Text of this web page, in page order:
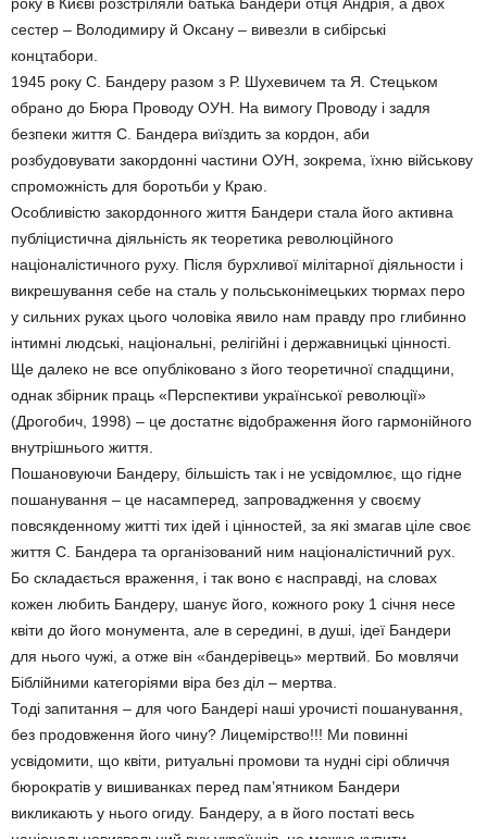
сестер – Володимиру й Оксану – вивезли в сибірські
концтабори.
1945 року С. Бандеру разом з Р. Шухевичем та Я. Стецьком
обрано до Бюра Проводу ОУН. На вимогу Проводу і задля
безпеки життя С. Бандера виїздить за кордон, аби
розбудовувати закордонні частини ОУН, зокрема, їхню військову
спроможність для боротьби у Краю.
Особливістю закордонного життя Бандери стала його активна
публіцистична діяльність як теоретика революційного
націоналістичного руху. Після бурхливої мілітарної діяльности і
викрешування себе на сталь у польськонімецьких тюрмах перо
у сильних руках цього чоловіка явило нам правду про глибинно
інтимні людські, національні, релігійні і державницькі цінності.
Ще далеко не все опубліковано з його теоретичної спадщини,
однак збірник праць «Перспективи української революції»
(Дрогобич, 1998) – це достатнє відображення його гармонійного
внутрішнього життя.
Пошановуючи Бандеру, більшість так і не усвідомлює, що гідне
пошанування – це насамперед, запровадження у своєму
повсякденному житті тих ідей і цінностей, за які змагав ціле своє
життя С. Бандера та організований ним націоналістичний рух.
Бо складається враження, і так воно є насправді, на словах
кожен любить Бандеру, шанує його, кожного року 1 січня несе
квіти до його монумента, але в середині, в душі, ідеї Бандери
для нього чужі, а отже він «бандерівець» мертвий. Бо мовлячи
Біблійними категоріями віра без діл – мертва.
Тоді запитання – для чого Бандері наші урочисті пошанування,
без продовження його чину? Лицемірство!!! Ми повинні
усвідомити, що квіти, ритуальні промови та нудні сірі обличчя
бюрократів у вишиванках перед пам’ятником Бандери
викликають у нього огиду. Бандеру, а в його постаті весь